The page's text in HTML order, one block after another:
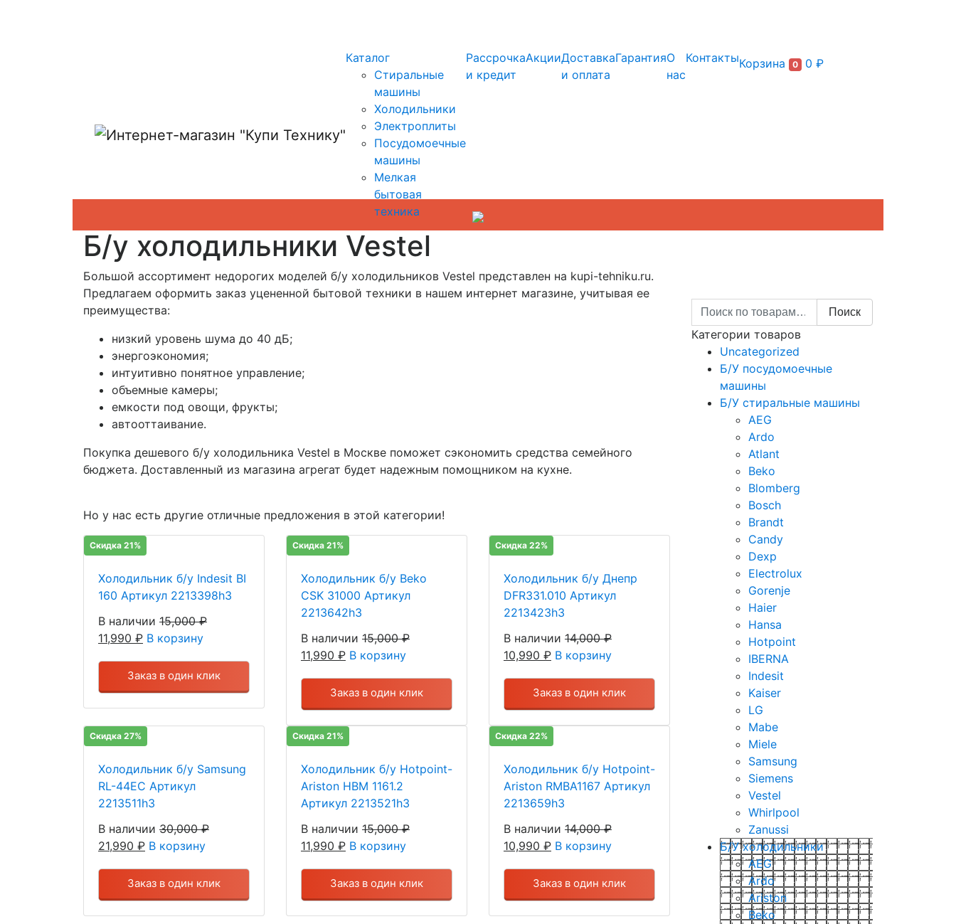
Каталог
Стиральные
машины
Холодильники
Электроплиты
Посудомоечные
машины
Мелкая
бытовая
техника
Рассрочка
и кредит
АкцииДоставка
и оплата
ГарантияО
нас
КонтактыКорзина 0 0 ₽
Б/у холодильники Vestel
Большой ассортимент недорогих моделей б/у холодильников Vestel представлен на kupi-tehniku.ru.
Предлагаем оформить заказ уцененной бытовой техники в нашем интернет магазине, учитывая ее
преимущества:
низкий уровень шума до 40 дБ;
энергоэкономия;
интуитивно понятное управление;
объемные камеры;
емкости под овощи, фрукты;
автооттаивание.
Покупка дешевого б/у холодильника Vestel в Москве поможет сэкономить средства семейного
бюджета. Доставленный из магазина агрегат будет надежным помощником на кухне.
Но у нас есть другие отличные предложения в этой категории!
Скидка 21%
Холодильник б/у Indesit BI
160 Артикул 2213398h3
В наличии 15,000₽
11,990 ₽ В корзину
Заказ в один клик
Скидка 21%
Холодильник б/у Beko
CSK 31000 Артикул
2213642h3
В наличии 15,000₽
11,990 ₽ В корзину
Заказ в один клик
Скидка 22%
Холодильник б/у Днепр
DFR331.010 Артикул
2213423h3
В наличии 14,000₽
10,990 ₽ В корзину
Заказ в один клик
Скидка 27%
Холодильник б/у Samsung
RL-44EC Артикул
2213511h3
В наличии 30,000₽
21,990 ₽ В корзину
Заказ в один клик
Скидка 21%
Холодильник б/у Hotpoint-
Ariston HBM 1161.2
Артикул 2213521h3
В наличии 15,000₽
11,990 ₽ В корзину
Заказ в один клик
Скидка 22%
Холодильник б/у Hotpoint-
Ariston RMBA1167 Артикул
2213659h3
В наличии 14,000₽
10,990 ₽ В корзину
Заказ в один клик
Искать: Поиск
Категории товаров
Uncategorized
Б/У посудомоечные
машины
Б/У стиральные машины
AEG
Ardo
Atlant
Beko
Blomberg
Bosch
Brandt
Candy
Dexp
Electrolux
Gorenje
Haier
Hansa
Hotpoint
IBERNA
Indesit
Kaiser
LG
Mabe
Miele
Samsung
Siemens
Vestel
Whirlpool
Zanussi
Б/У холодильники
AEG
Ardo
Ariston
Beko